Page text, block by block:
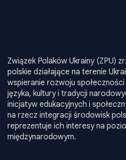
Związek Polaków Ukrainy (ZPU)
polskie działające na terenie
wspieranie rozwoju
języka, kultury i tradycji
inicjatyw edukacyjnych i
na rzecz integracji środowisk
reprezentuje ich interesy na
międzynarodowym.